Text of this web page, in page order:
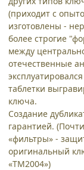
(приходит с
изготовлены -
более строгие
между
отечественные
таблетки
ключа.
Создание
гарантией.
«фильтры» -
оригинальный
«ТМ2004»)